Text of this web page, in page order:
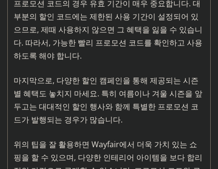
프로모션 코드의 경우 유효 기간이 매우 중요합니다. 대
부분의 할인 코드에는 제한된 사용 기간이 설정되어 있
으므로, 제때 사용하지 않으면 그 혜택을 잃을 수 있습니
다. 따라서, 가능한 빨리 프로모션 코드를 확인하고 사용
하도록 해야 합니다.
마지막으로, 다양한 할인 캠페인을 통해 제공되는 시즌
별 혜택도 놓치지 마세요. 특히 여름이나 겨울 시즌을 앞
두고는 대대적인 할인 행사와 함께 특별한 프로모션 코
드가 발행되는 경우가 많습니다.
위의 팁을 잘 활용하면 Wayfair에서 더욱 가치 있는 쇼
핑을 할 수 있으며, 다양한 인테리어 아이템을 보다 합리